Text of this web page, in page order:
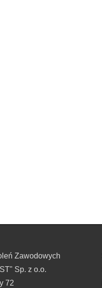
Zawodowych
Sp. z o.o.
72